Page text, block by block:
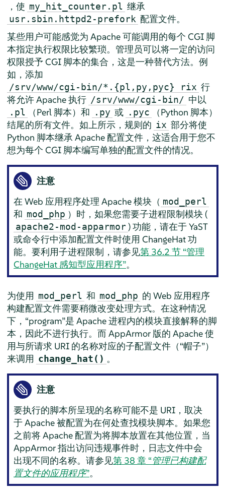
，使 my_hit_counter.pl 继承
usr.sbin.httpd2-prefork 配置文件。
某些用户可能感觉为 Apache 可能调用的每个 CGI 脚
本指定执行权限比较繁琐。管理员可以将一定的访问
权限授予 CGI 脚本的集合，这是一种替代方法。例
如，添加
/srv/www/cgi-bin/*.{pl,py,pyc} rix 行
将允许 Apache 执行 /srv/www/cgi-bin/ 中以
.pl （Perl 脚本）和 .py 或 .pyc
（Python 脚本）
结尾的所有文件。如上所示，规则的 ix 部分将使
Python 脚本继承 Apache 配置文件，这适合用于您不
想为每个 CGI 脚本编写单独的配置文件的情况。
注意
在 Web 应用程序处理 Apache 模块（ mod_perl
和 mod_php ）时，如果您需要子进程限制模块 (
apache2-mod-apparmor) 功能，请在于 YaST
或命令行中添加配置文件时使用 ChangeHat 功
能。要利用子进程限制，请参见第 36.2 节 “管理
ChangeHat 感知型应用程序”。
为使用 mod_perl 和 mod_php 的 Web 应用程序
构建配置文件需要稍微改变处理方式。在这种情况
下， “program”是 Apache 进程内的模块直接解释的脚
本，因此不进行执行。而 AppArmor版的 Apache 使
用与所请求 URI 的名称对应的子配置文件（“帽子”）
来调用 change_hat() 。
注意
要执行的脚本所呈现的名称可能不是 URI，取决
于 Apache 被配置为在何处查找模块脚本。如果您
之前将 Apache 配置为将脚本放置在其他位置，当
AppArmor指出访问违规事件时，日志文件中会
出现不同的名称。请参见第 38 章 “管理已构建配
置文件的应用程序”。